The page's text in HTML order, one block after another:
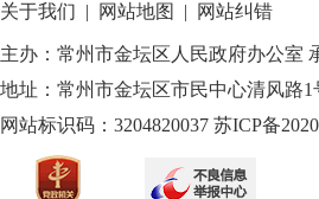
关于我们 | 网站地图 | 网站纠错
主办：常州市金坛区人民政府办公室
地址：常州市金坛区市民中心清风路
网站标识码：3204820037 苏ICP备